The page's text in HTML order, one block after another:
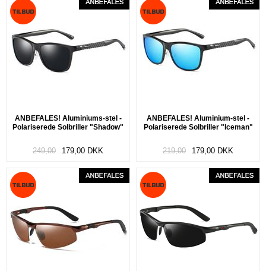
ANBEFALES! Aluminiums-stel -
Polariserede Solbriller "Shadow"
249,00 179,00 DKK
ANBEFALES! Aluminium-stel -
Polariserede Solbriller "Iceman"
219,00 179,00 DKK